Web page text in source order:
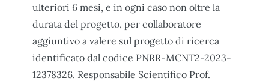
ulteriori 6 mesi, e in ogni caso non oltre la
durata del progetto, per collaboratore
aggiuntivo a valere sul progetto di ricerca
identificato dal codice PNRR-MCNT2-2023-
12378326. Responsabile Scientifico Prof.